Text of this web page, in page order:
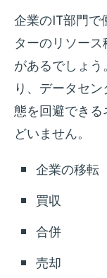
企業のIT部門で
ターのリソー
があるでしょ
り、データセ
態を回避でき
どいません。
企業の移転
買収
合併
売却